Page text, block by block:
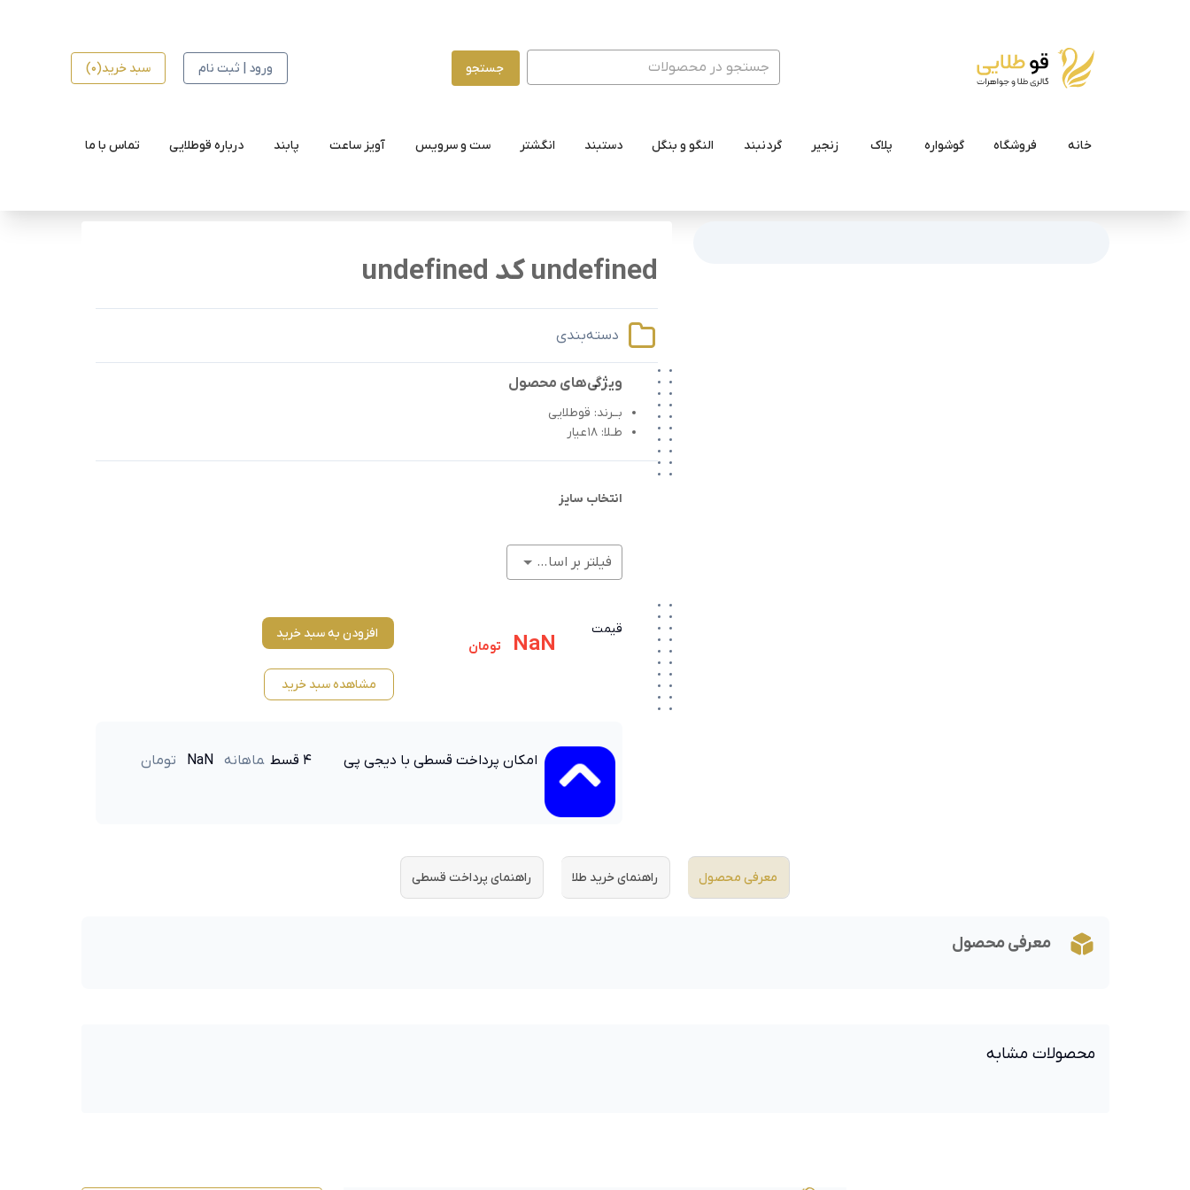
جستجو ورود | ثبت نام سبد خرید(0)
خانه فروشگاه گوشواره پلاک زنجیر گردنبند النگو و بنگل دستبند انگشتر ست و سرویس آویز ساعت پابند درباره قوطلایی تماس با ما
undefined کد undefined
دسته‌بندی
ویژگی‌های محصول
بــرند: قوطلایی
طـلا: 18عیار
انتخاب سایز
فیلتر بر اساس وزن (گرم)
قیمت
NaN تومان
افزودن به سبد خرید
مشاهده سبد خرید
امکان پرداخت قسطی با دیجی پی ۴ قسط ماهانه تومان
معرفی محصول راهنمای خرید طلا راهنمای پرداخت قسطی
معرفی محصول
محصولات مشابه